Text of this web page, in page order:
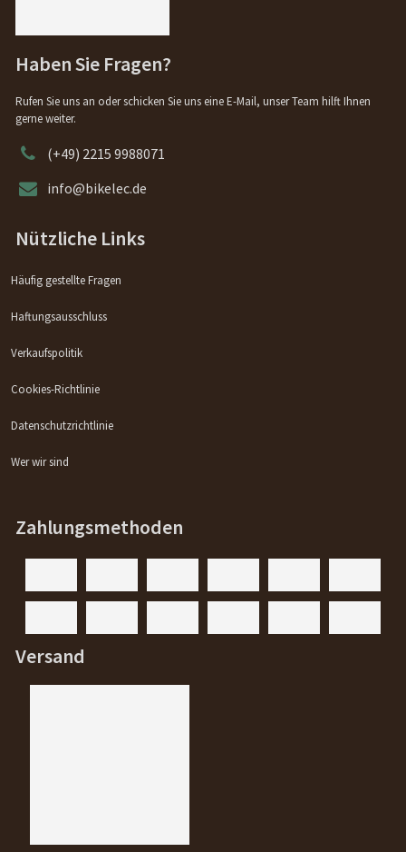
Haben Sie Fragen?
Rufen Sie uns an oder schicken Sie uns eine E-Mail, unser Team hilft Ihnen
gerne weiter.
(+49) 2215 9988071
info@bikelec.de
Nützliche Links
Häufig gestellte Fragen
Haftungsausschluss
Verkaufspolitik
Cookies-Richtlinie
Datenschutzrichtlinie
Wer wir sind
Zahlungsmethoden
Versand